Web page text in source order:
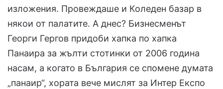
изложения. Провеждаше и Коледен базар в
някои от палатите. А днес? Бизнесменът
Георги Гергов придоби хапка по хапка
Панаира за жълти стотинки от 2006 година
насам, а когато в България се спомене думата
„панаир“, хората вече мислят за Интер Експо